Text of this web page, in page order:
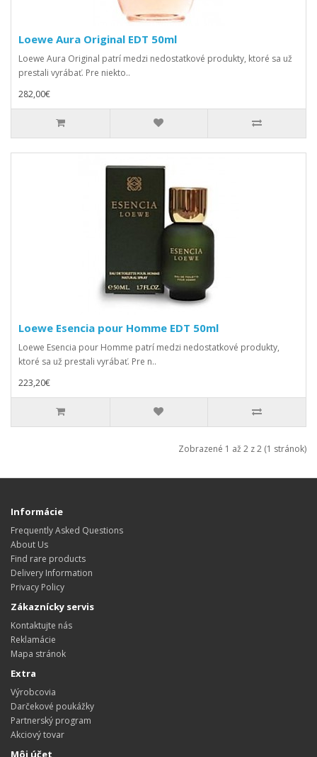
Loewe Aura Original EDT 50ml
Loewe Aura Original patrí medzi nedostatkové produkty, ktoré sa už
prestali vyrábať. Pre niekto..
282,00€
Loewe Esencia pour Homme EDT 50ml
Loewe Esencia pour Homme patrí medzi nedostatkové produkty,
ktoré sa už prestali vyrábať. Pre n..
223,20€
Zobrazené 1 až 2 z 2 (1 stránok)
Informácie
Frequently Asked Questions
About Us
Find rare products
Delivery Information
Privacy Policy
Zákaznícky servis
Kontaktujte nás
Reklamácie
Mapa stránok
Extra
Výrobcovia
Darčekové poukážky
Partnerský program
Akciový tovar
Môj účet